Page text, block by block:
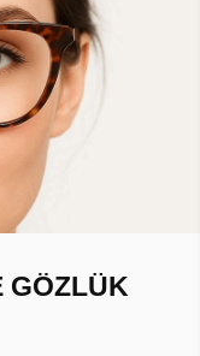
GÖZLÜK